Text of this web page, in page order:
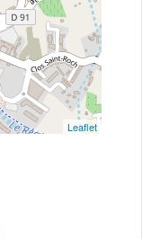
Leaflet